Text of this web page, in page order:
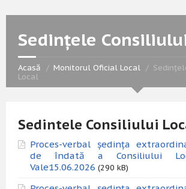
Sedințele
Acasă Monitorul Oficial Local
Local
Sedintele Consiliului
Proces-verbal ședința
de îndată a Consiliului
Vale15.06.2026 (290 kB)